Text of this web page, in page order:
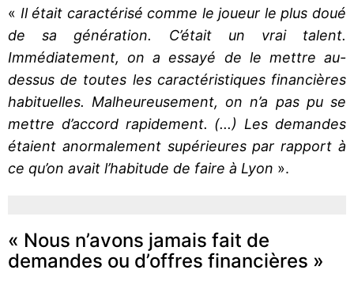
« Il était caractérisé comme le joueur le plus doué
de sa génération. C’était un vrai talent.
Immédiatement, on a essayé de le mettre au-
dessus de toutes les caractéristiques financières
habituelles. Malheureusement, on n’a pas pu se
mettre d’accord rapidement. (...) Les demandes
étaient anormalement supérieures par rapport à
ce qu’on avait l’habitude de faire à Lyon ».
« Nous n’avons jamais fait de
demandes ou d’offres financières »